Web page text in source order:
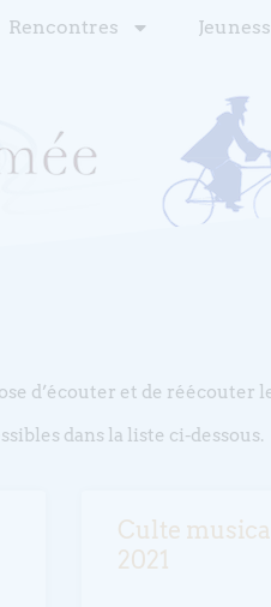
Rencontres
d’écouter et de réécouter
dans la liste ci-dessous.
Culte
2021